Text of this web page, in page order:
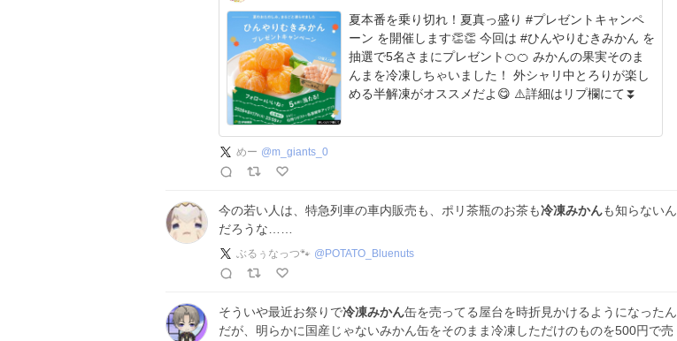
夏本番を乗り切れ！夏真っ盛り #プレゼントキャンペ
ーン を開催します👏👏 今回は #ひんやりむきみかん を
抽選で5名さまにプレゼント🍊🍊 みかんの果実そのま
んまを冷凍しちゃいました！ 外シャリ中とろりが楽し
める半解凍がオススメだよ😋 ⚠️詳細はリプ欄にて⏬
めー @m_giants_0
今の若い人は、特急列車の車内販売も、ポリ茶瓶のお茶も冷凍みかんも知らないん
だろうな……
ぶるぅなっつ🐾 @ POTATO_Bluenuts
そういや最近お祭りで冷凍みかん缶を売ってる屋台を時折見かけるようになったん
だが、明らかに国産じゃないみかん缶をそのまま冷凍しただけのものを500円で売